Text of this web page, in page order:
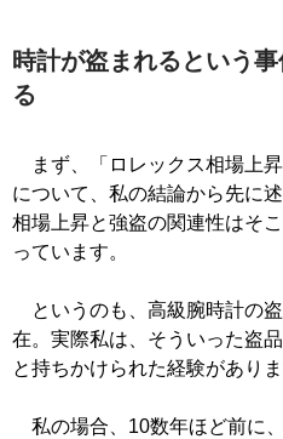
時計が盗まれるという
る
まず、「ロレックス相場上昇
について、私の結論から先に
相場上昇と強盗の関連性はそ
っています。
というのも、高級腕時計の
在。実際私は、そういった盗
と持ちかけられた経験がありま
私の場合、10数年ほど前に